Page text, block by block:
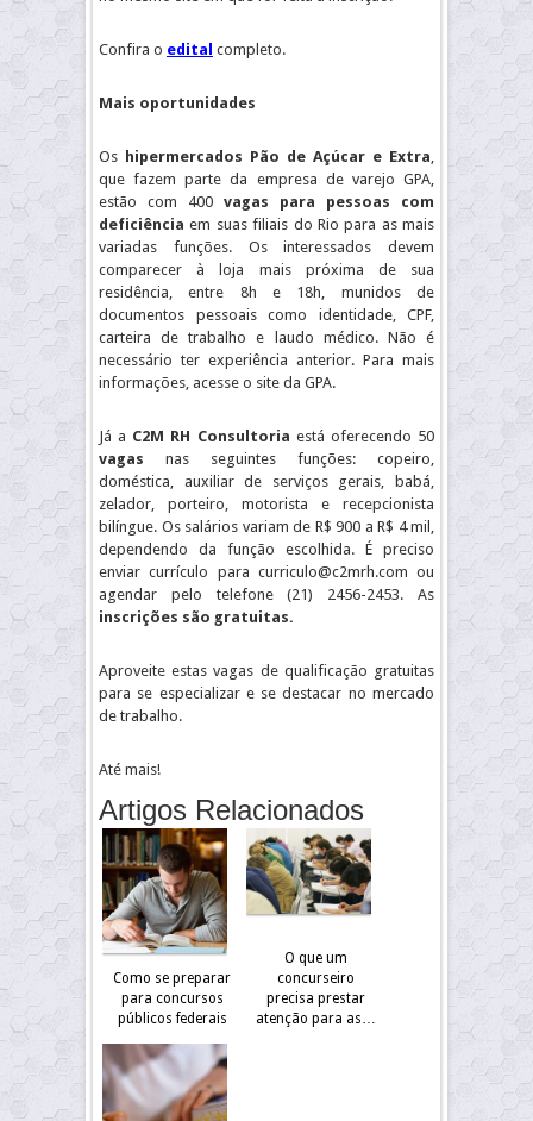
Confira o edital completo.
Mais oportunidades
Os hipermercados Pão de Açúcar e Extra,
que fazem parte da empresa de varejo GPA,
estão com 400 vagas para pessoas com
deficiência em suas filiais do Rio para as mais
variadas funções. Os interessados devem
comparecer à loja mais próxima de sua
residência, entre 8h e 18h, munidos de
documentos pessoais como identidade, CPF,
carteira de trabalho e laudo médico. Não é
necessário ter experiência anterior. Para mais
informações, acesse o site da GPA.
Já a C2M RH Consultoria está oferecendo 50
vagas nas seguintes funções: copeiro,
doméstica, auxiliar de serviços gerais, babá,
zelador, porteiro, motorista e recepcionista
bilíngue. Os salários variam de R$ 900 a R$ 4 mil,
dependendo da função escolhida. É preciso
enviar currículo para curriculo@c2mrh.com ou
agendar pelo telefone (21) 2456-2453. As
inscrições são gratuitas.
Aproveite estas vagas de qualificação gratuitas
para se especializar e se destacar no mercado
de trabalho.
Até mais!
Artigos Relacionados
Como se preparar
para concursos
públicos federais
O que um
concurseiro
precisa prestar
atenção para as…